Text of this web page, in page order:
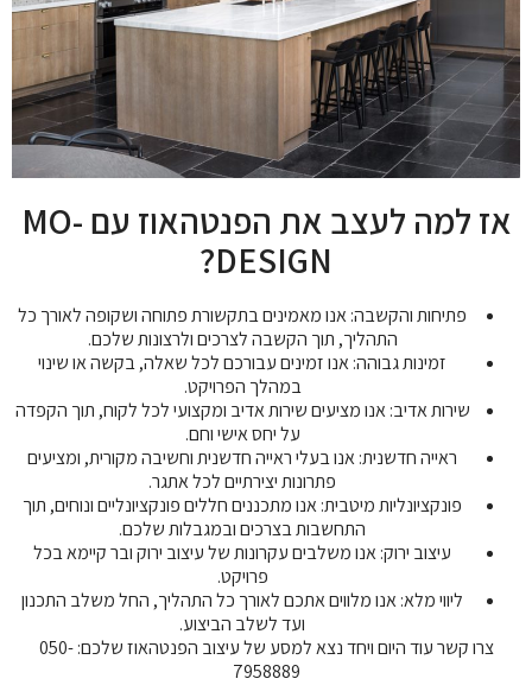
אז למה לעצב את הפנטהאוז עם MO-
DESIGN?
פתיחות והקשבה: אנו מאמינים בתקשורת פתוחה ושקופה לאורך כל
התהליך, תוך הקשבה לצרכים ולרצונות שלכם.
זמינות גבוהה: אנו זמינים עבורכם לכל שאלה, בקשה או שינוי
במהלך הפרויקט.
שירות אדיב: אנו מציעים שירות אדיב ומקצועי לכל לקוח, תוך הקפדה
על יחס אישי וחם.
ראייה חדשנית: אנו בעלי ראייה חדשנית וחשיבה מקורית, ומציעים
פתרונות יצירתיים לכל אתגר.
פונקציונליות מיטבית: אנו מתכננים חללים פונקציונליים ונוחים, תוך
התחשבות בצרכים ובמגבלות שלכם.
עיצוב ירוק: אנו משלבים עקרונות של עיצוב ירוק ובר קיימא בכל
פרויקט.
ליווי מלא: אנו מלווים אתכם לאורך כל התהליך, החל משלב התכנון
ועד לשלב הביצוע.
צרו קשר עוד היום ויחד נצא למסע של עיצוב הפנטהאוז שלכם: 050-
7958889